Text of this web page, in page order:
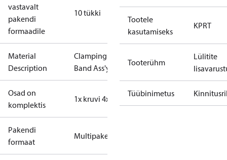
vastavalt
pakendi
formaadile
10 tükki
Material
Description
Clamping
Band Ass'y
Osad on
komplektis
1x kruvi 4x20
Pakendi
formaat
Multipakend
Tootele
kasutamiseks
KPRT
Tooterühm
Lülitite
Tüübinimetus